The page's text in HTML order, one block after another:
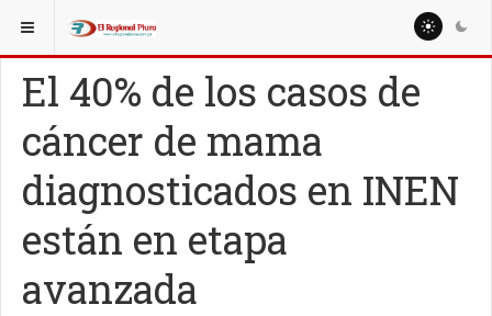
ESTÁ AQUÍ: MISCELANEAS
El 40% de los casos de
cáncer de mama
diagnosticados en INEN
están en etapa
avanzada